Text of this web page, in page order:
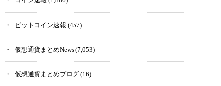
ビットコイン速報 (457)
仮想通貨まとめNews (7,053)
仮想通貨まとめブログ (16)